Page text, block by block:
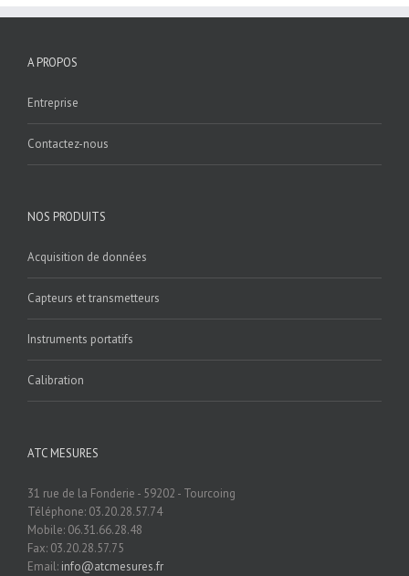
A PROPOS
Entreprise
Contactez-nous
NOS PRODUITS
Acquisition de données
Capteurs et transmetteurs
Instruments portatifs
Calibration
ATC MESURES
31 rue de la Fonderie - 59202 - Tourcoing
Téléphone: 03.20.28.57.74
Mobile: 06.31.66.28.48
Fax: 03.20.28.57.75
Email: info@atcmesures.fr